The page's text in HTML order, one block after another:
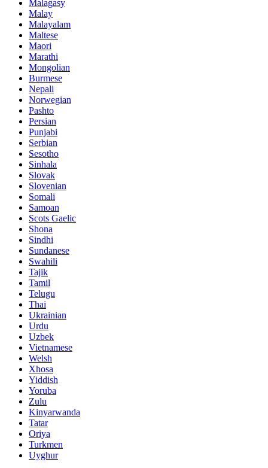
Malagasy
Malay
Malayalam
Maltese
Maori
Marathi
Mongolian
Burmese
Nepali
Norwegian
Pashto
Persian
Punjabi
Serbian
Sesotho
Sinhala
Slovak
Slovenian
Somali
Samoan
Scots Gaelic
Shona
Sindhi
Sundanese
Swahili
Tajik
Tamil
Telugu
Thai
Ukrainian
Urdu
Uzbek
Vietnamese
Welsh
Xhosa
Yiddish
Yoruba
Zulu
Kinyarwanda
Tatar
Oriya
Turkmen
Uyghur